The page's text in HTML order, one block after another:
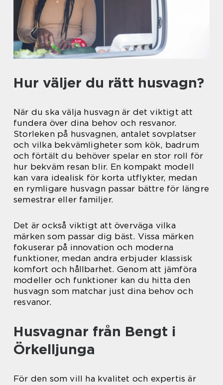
Hur väljer du rätt husvagn?
När du ska välja husvagn är det viktigt att
fundera över dina behov och resvanor.
Storleken på husvagnen, antalet sovplatser
och vilka bekvämligheter som kök, badrum
och förtält du behöver spelar en stor roll för
hur bekväm resan blir. En kompakt modell
kan vara idealisk för korta utflykter, medan
en rymligare husvagn passar bättre för längre
semestrar eller familjer.
Det är också viktigt att överväga vilka
märken som passar dig bäst. Vissa märken
fokuserar på innovation och moderna
funktioner, medan andra erbjuder klassisk
komfort och hållbarhet. Genom att jämföra
modeller och funktioner kan du hitta den
husvagn som matchar just dina behov och
resvanor.
Husvagnar från Bengt i
Örkelljunga
För den som vill ha kvalitet och expertis är